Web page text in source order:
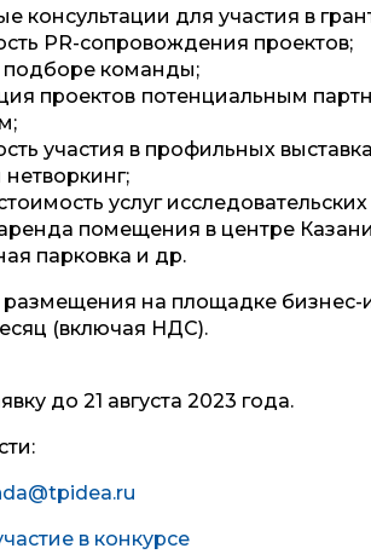
консультации для участия в
PR-сопровождения проектов;
команды;
проектов потенциальным
участия в профильных
услуг
помещения в центре
парковка и др.
на площадке бизнес-
(включая НДС).
до 21 августа 2023 года.
в конкурсе